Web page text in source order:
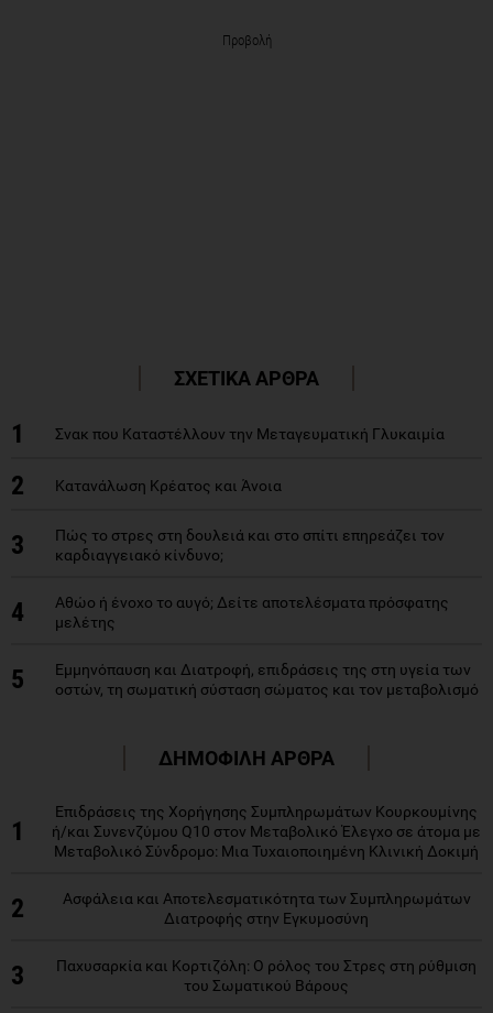
Προβολή
ΣΧΕΤΙΚΑ ΑΡΘΡΑ
1 Σνακ που Καταστέλλουν την Μεταγευματική Γλυκαιμία
2 Κατανάλωση Κρέατος και Άνοια
3
Πώς το στρες στη δουλειά και στο σπίτι επηρεάζει τον
καρδιαγγειακό κίνδυνο;
4
Αθώο ή ένοχο το αυγό; Δείτε αποτελέσματα πρόσφατης
μελέτης
5
Εμμηνόπαυση και Διατροφή, επιδράσεις της στη υγεία των
οστών, τη σωματική σύσταση σώματος και τον μεταβολισμό
ΔΗΜΟΦΙΛΗ ΑΡΘΡΑ
1
Επιδράσεις της Χορήγησης Συμπληρωμάτων Κουρκουμίνης
ή/και Συνενζύμου Q10 στον Μεταβολικό Έλεγχο σε άτομα με
Μεταβολικό Σύνδρομο: Μια Τυχαιοποιημένη Κλινική Δοκιμή
2
Ασφάλεια και Αποτελεσματικότητα των Συμπληρωμάτων
Διατροφής στην Εγκυμοσύνη
3
Παχυσαρκία και Κορτιζόλη: Ο ρόλος του Στρες στη ρύθμιση
του Σωματικού Βάρους